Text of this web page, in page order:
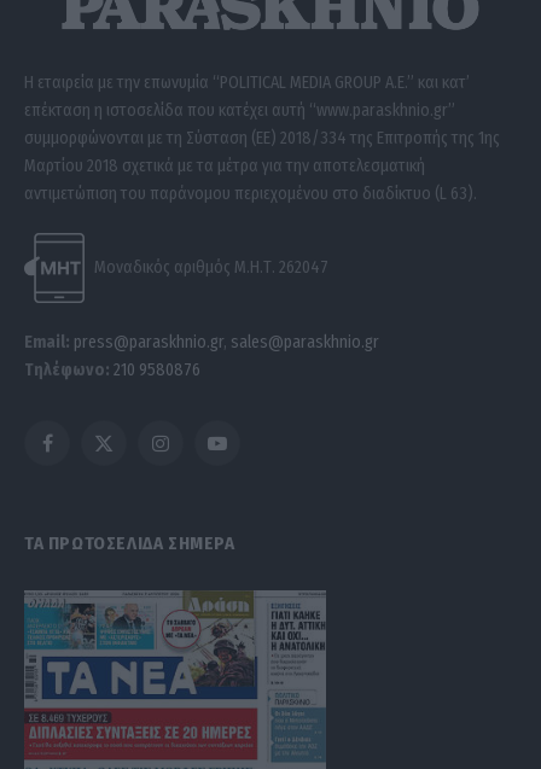
Η εταιρεία με την επωνυμία “POLITICAL MEDIA GROUP A.E.” και κατ’
επέκταση η ιστοσελίδα που κατέχει αυτή “www.paraskhnio.gr”
συμμορφώνονται με τη Σύσταση (ΕΕ) 2018/334 της Επιτροπής της 1ης
Μαρτίου 2018 σχετικά με τα μέτρα για την αποτελεσματική
αντιμετώπιση του παράνομου περιεχομένου στο διαδίκτυο (L 63).
Μοναδικός αριθμός Μ.Η.Τ. 262047
Email: press@paraskhnio.gr, sales@paraskhnio.gr
Τηλέφωνο: 210 9580876
Facebook
X
InstagramYouTube
ΤΑ ΠΡΩΤΟΣΕΛΙΔΑ ΣΗΜΕΡΑ